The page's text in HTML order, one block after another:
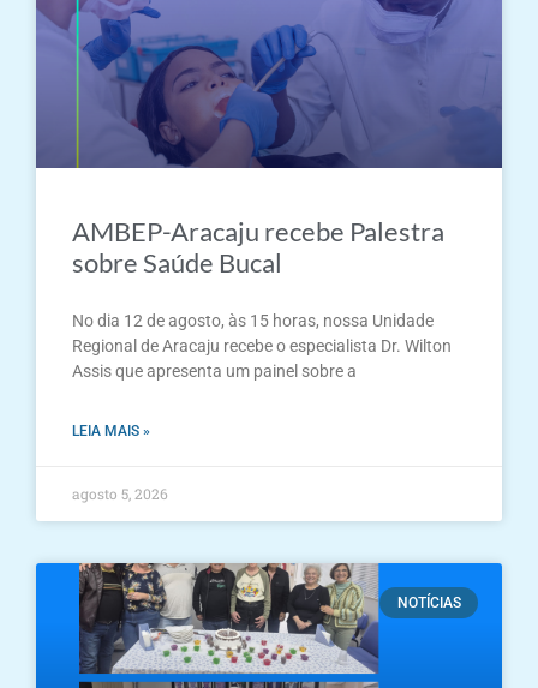
AMBEP-Aracaju recebe Palestra
sobre Saúde Bucal
No dia 12 de agosto, às 15 horas, nossa Unidade
Regional de Aracaju recebe o especialista Dr. Wilton
Assis que apresenta um painel sobre a
LEIA MAIS »
agosto 5, 2026
NOTÍCIAS